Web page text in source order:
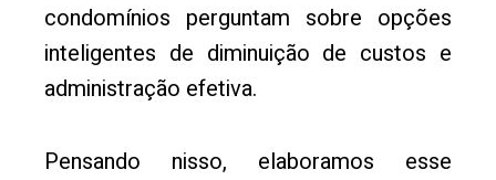
condomínios perguntam sobre opções
inteligentes de diminuição de custos e
administração efetiva.
Pensando nisso, elaboramos esse